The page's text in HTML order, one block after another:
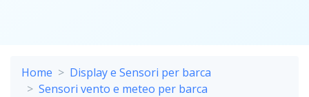
Home
Display e Sensori per barca
Sensori vento e meteo per barca